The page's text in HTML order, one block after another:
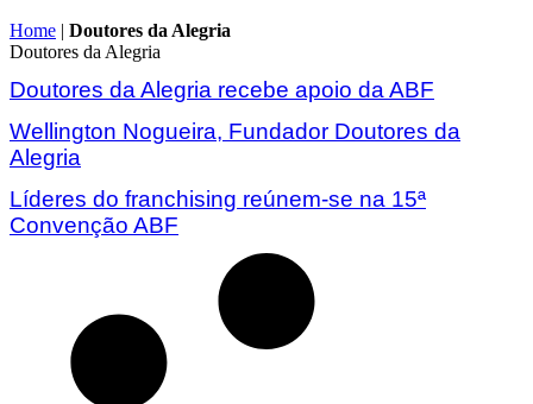
Home | Doutores da Alegria
Doutores da Alegria
Doutores da Alegria recebe apoio da ABF
Wellington Nogueira, Fundador Doutores da
Alegria
Líderes do franchising reúnem-se na 15ª
Convenção ABF